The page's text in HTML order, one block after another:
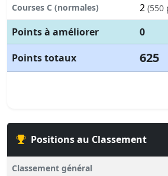
Courses C (normales) 2 (550
Points à améliorer
0
Points totaux
625
Positions au Classement
Classement général